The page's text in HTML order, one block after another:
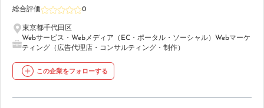
総合評価 0
東京都千代田区
Webサービス・Webメディア（EC・ポータル・ソーシャル） Webマーケ
ティング（広告代理店・コンサルティング・制作）
この企業をフォローする